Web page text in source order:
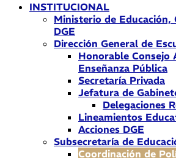
INSTITUCIONAL
Ministerio de
DGE
Dirección General de
Honorable Consejo
Enseñanza Pública
Secretaría Privada
Jefatura de
Delegaciones
Lineamientos
Acciones DGE
Subsecretaría de
Coordinación de